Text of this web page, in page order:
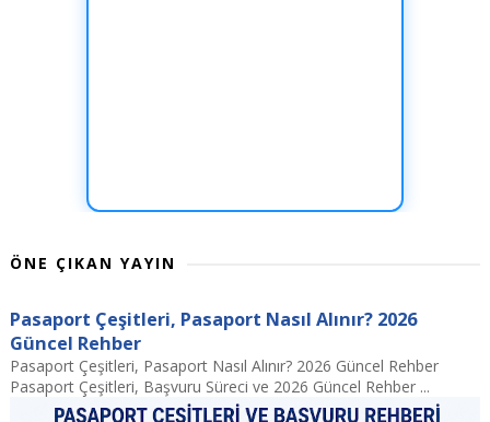
ÖNE ÇIKAN YAYIN
Pasaport Çeşitleri, Pasaport Nasıl Alınır? 2026
Güncel Rehber
Pasaport Çeşitleri, Pasaport Nasıl Alınır? 2026 Güncel Rehber
Pasaport Çeşitleri, Başvuru Süreci ve 2026 Güncel Rehber ...